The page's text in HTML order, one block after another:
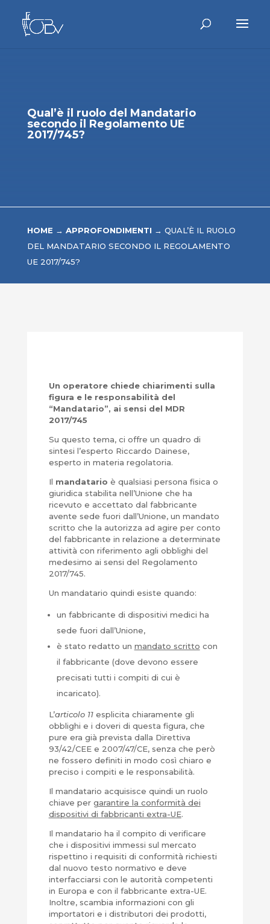
Qual’è il ruolo del Mandatario
secondo il Regolamento UE
2017/745?
HOME → APPROFONDIMENTI → QUAL’È IL RUOLO
DEL MANDATARIO SECONDO IL REGOLAMENTO
UE 2017/745?
Un operatore chiede chiarimenti sulla
figura e le responsabilità del
“Mandatario”, ai sensi del MDR
2017/745
Su questo tema, ci offre un quadro di
sintesi l’esperto Riccardo Dainese,
esperto in materia regolatoria.
Il mandatario è qualsiasi persona fisica o
giuridica stabilita nell’Unione che ha
ricevuto e accettato dal fabbricante
avente sede fuori dall’Unione, un mandato
scritto che la autorizza ad agire per conto
del fabbricante in relazione a determinate
attività con riferimento agli obblighi del
medesimo ai sensi del Regolamento
2017/745.
Un mandatario quindi esiste quando:
un fabbricante di dispositivi medici ha
sede fuori dall’Unione,
è stato redatto un mandato scritto con
il fabbricante (dove devono essere
precisati tutti i compiti di cui è
incaricato).
L’articolo 11 esplicita chiaramente gli
obblighi e i doveri di questa figura, che
pure era già prevista dalla Direttiva
93/42/CEE e 2007/47/CE, senza che però
ne fossero definiti in modo così chiaro e
preciso i compiti e le responsabilità.
Il mandatario acquisisce quindi un ruolo
chiave per garantire la conformità dei
dispositivi di fabbricanti extra-UE.
Il mandatario ha il compito di verificare
che i dispositivi immessi sul mercato
rispettino i requisiti di conformità richiesti
dal nuovo testo normativo e deve
interfacciarsi con le autorità competenti
in Europa e con il fabbricante extra-UE.
Inoltre, scambia informazioni con gli
importatori e i distributori dei prodotti,